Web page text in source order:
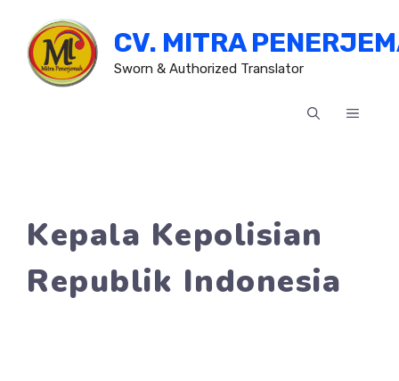
content
CV. MITRA
Sworn & Authorized Translator
MENU
Kepala Kepolisian
Republik Indonesia